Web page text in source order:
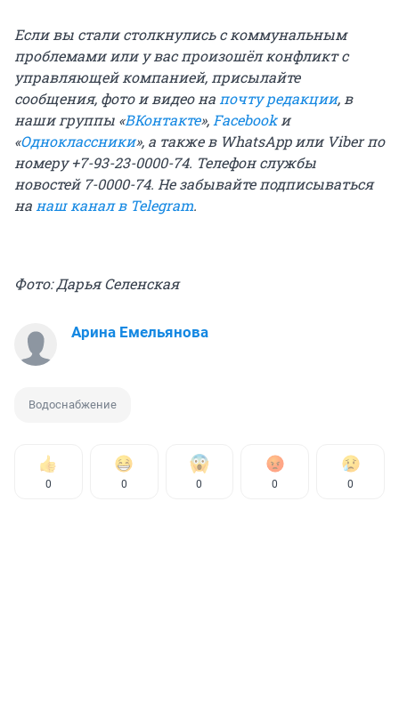
Если вы стали столкнулись с коммунальным
проблемами или у вас произошёл конфликт с
управляющей компанией, присылайте
сообщения, фото и видео напочту редакции, в
наши группы «ВКонтакте»,Facebookи
«Одноклассники», а также в WhatsApp или Viber по
номеру +7-93-23-0000-74. Телефон службы
новостей 7-0000-74. Не забывайте подписываться
нанаш канал в Telegram.
Фото: Дарья Селенская
Арина Емельянова
Водоснабжение
0 0 0 0 0